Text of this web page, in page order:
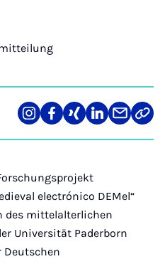
Share
on
Teilen
auf
Teilen
auf
Teilen
auf
Teilen
über
Link
electrónico DEMel“
des mittelalterlichen
Universität Paderborn
Deutschen